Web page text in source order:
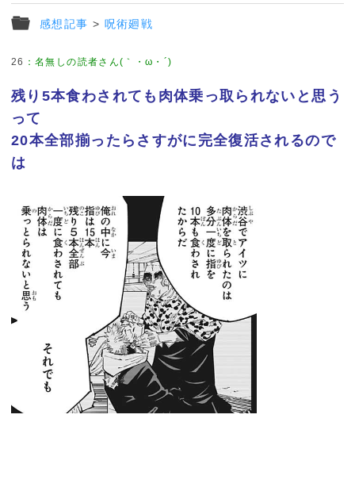
感想記事 > 呪術廻戦
26 ：名無しの読者さん(｀・ω・´)
残り5本食わされても肉体乗っ取られないと思う
って
20本全部揃ったらさすがに完全復活されるので
は